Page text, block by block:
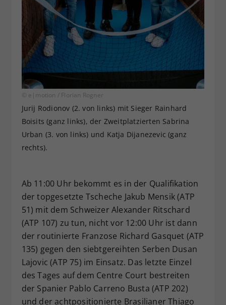
© e|motion / Florian Rogner
Jurij Rodionov (2. von links) mit Sieger Rainhard
Boisits (ganz links), der Zweitplatzierten Sabrina
Urban (3. von links) und Katja Dijanezevic (ganz
rechts).
Ab 11:00 Uhr bekommt es in der Qualifikation
der topgesetzte Tscheche Jakub Mensik (ATP
51) mit dem Schweizer Alexander Ritschard
(ATP 107) zu tun, nicht vor 12:00 Uhr ist dann
der routinierte Franzose Richard Gasquet (ATP
135) gegen den siebtgereihten Serben Dusan
Lajovic (ATP 75) im Einsatz. Das letzte Einzel
des Tages auf dem Centre Court bestreiten
der Spanier Pablo Carreno Busta (ATP 202)
und der achtpositionierte Brasilianer Thiago